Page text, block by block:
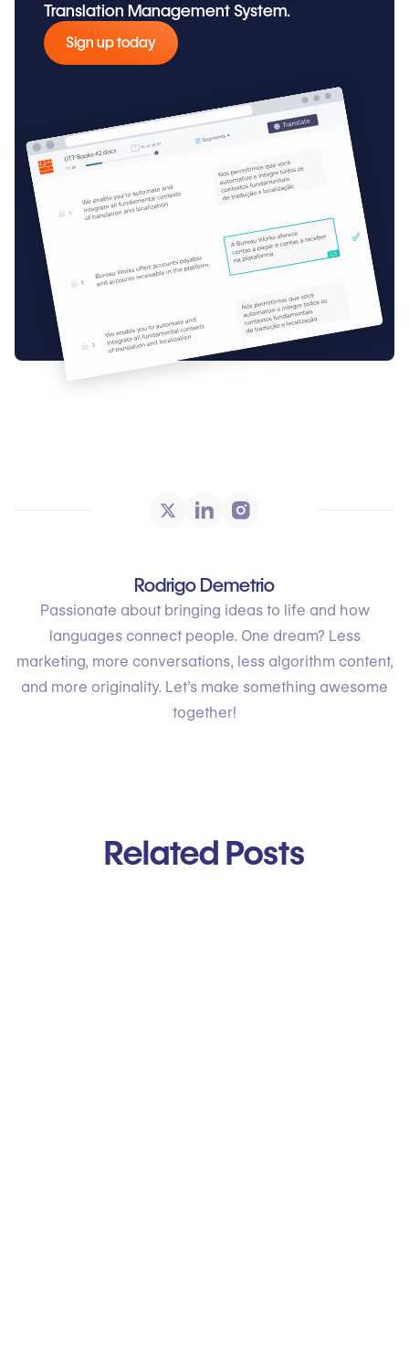
Translation Management System.
Sign up today
Rodrigo Demetrio
Passionate about bringing ideas to life and how
languages connect people. One dream? Less
marketing, more conversations, less algorithm content,
and more originality. Let’s make something awesome
together!
Related Posts